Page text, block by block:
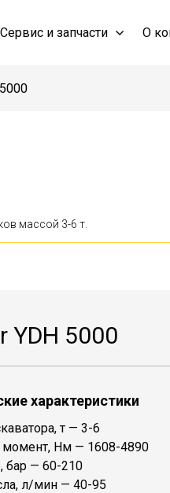
Сервис и запчасти О
массой 3-6 т.
YDH 5000
характеристики
т — 3-6
момент, Нм — 1608-4890
бар — 60-210
л/мин — 40-95